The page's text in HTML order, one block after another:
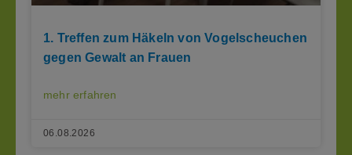
1. Treffen zum Häkeln von Vogelscheuchen
gegen Gewalt an Frauen
mehr erfahren
06.08.2026